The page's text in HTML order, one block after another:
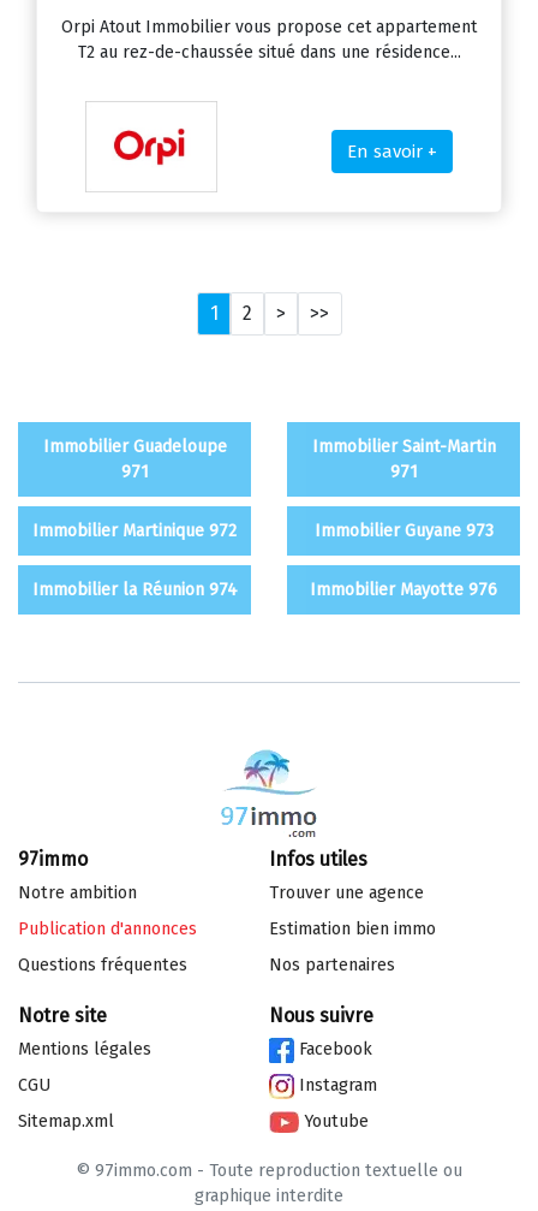
Orpi Atout Immobilier vous propose cet appartement
T2 au rez-de-chaussée situé dans une résidence...
En savoir +
1 2 > >>
Immobilier Guadeloupe
971
Immobilier Saint-Martin
971
Immobilier Martinique 972 Immobilier Guyane 973
Immobilier la Réunion 974 Immobilier Mayotte 976
97immo
Notre ambition
Publication d'annonces
Questions fréquentes
Infos utiles
Trouver une agence
Estimation bien immo
Nos partenaires
Notre site
Mentions légales
CGU
Sitemap.xml
Nous suivre
Facebook
Instagram
Youtube
© 97immo.com - Toute reproduction textuelle ou
graphique interdite